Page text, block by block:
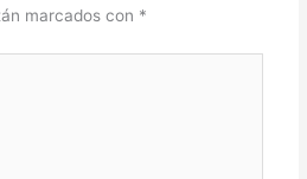
marcados con *